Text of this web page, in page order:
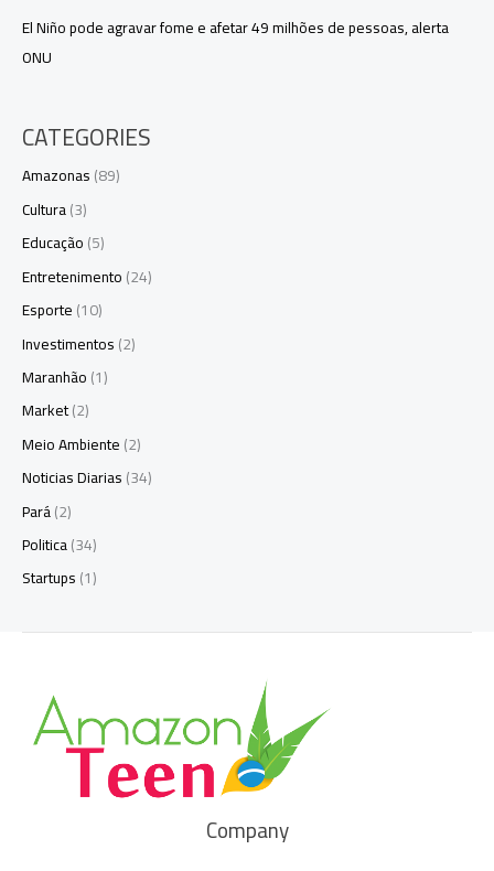
El Niño pode agravar fome e afetar 49 milhões de pessoas, alerta
ONU
CATEGORIES
Amazonas(89)
Cultura(3)
Educação(5)
Entretenimento(24)
Esporte(10)
Investimentos(2)
Maranhão(1)
Market(2)
Meio Ambiente(2)
Noticias Diarias(34)
Pará(2)
Politica(34)
Startups(1)
Company